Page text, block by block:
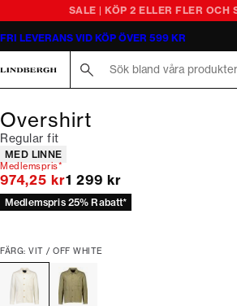
SALE | KÖP 2 ELLER FLER OCH
FRI LEVERANS VID KÖP ÖVER 599 KR
Overshirt
Regular fit
Produktattribut
MED LINNE
Medlemspris*
974,25 krOriginalpris
1 299 kr
Medlemspris 25% Rabatt*
FÄRG: VIT / OFF WHITE